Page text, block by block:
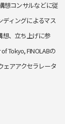
想コンサルなどに従
ディングによるマス
想、立ち上げに参
Tokyo, FINOLABの
ェアアクセラレータ